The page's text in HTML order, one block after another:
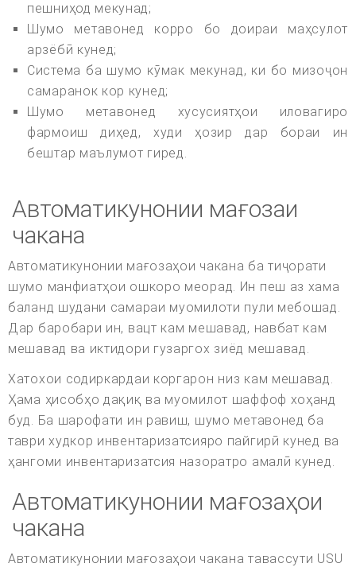
пешниҳод мекунад;
Шумо метавонед корро бо доираи маҳсулот
арзёбӣ кунед;
Система ба шумо кӯмак мекунад, ки бо мизоҷон
самаранок кор кунед;
Шумо метавонед хусусиятҳои иловагиро
фармоиш диҳед, худи ҳозир дар бораи ин
бештар маълумот гиред.
Автоматикунонии мағозаи
чакана
Автоматикунонии мағозаҳои чакана ба тиҷорати
шумо манфиатҳои ошкоро меорад. Ин пеш аз хама
баланд шудани самараи муомилоти пули мебошад.
Дар баробари ин, вацт кам мешавад, навбат кам
мешавад ва иктидори гузаргох зиёд мешавад.
Хатохои содиркардаи коргарон низ кам мешавад.
Ҳама ҳисобҳо дақиқ ва муомилот шаффоф хоҳанд
буд. Ба шарофати ин равиш, шумо метавонед ба
таври худкор инвентаризатсияро пайгирӣ кунед ва
ҳангоми инвентаризатсия назоратро амалӣ кунед.
Автоматикунонии мағозаҳои
чакана
Автоматикунонии мағозаҳои чакана тавассути USU